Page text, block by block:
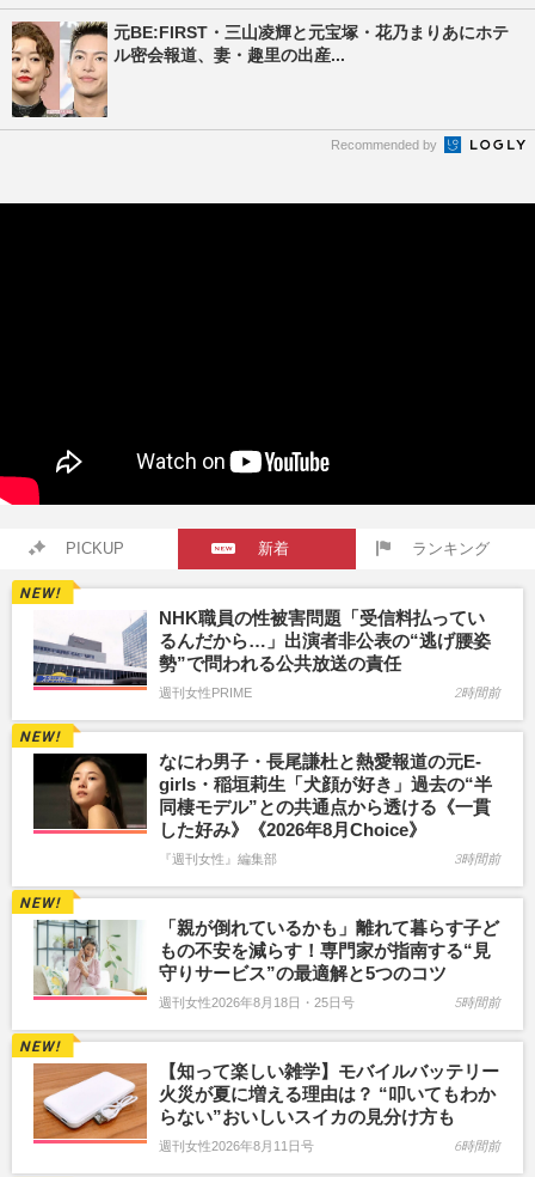
元BE:FIRST・三山凌輝と元宝塚・花乃まりあにホテ
ル密会報道、妻・趣里の出産...
Recommended by
PICKUP 新着 ランキング
NHK職員の性被害問題「受信料払ってい
るんだから…」出演者非公表の“逃げ腰姿
勢”で問われる公共放送の責任
週刊女性PRIME 2時間前
なにわ男子・長尾謙杜と熱愛報道の元E-
girls・稲垣莉生「犬顔が好き」過去の“半
同棲モデル”との共通点から透ける《一貫
した好み》《2026年8月Choice》
『週刊女性』編集部 3時間前
「親が倒れているかも」離れて暮らす子ど
もの不安を減らす！専門家が指南する“見
守りサービス”の最適解と5つのコツ
週刊女性2026年8月18日・25日号 5時間前
【知って楽しい雑学】モバイルバッテリー
火災が夏に増える理由は？ “叩いてもわか
らない”おいしいスイカの見分け方も
週刊女性2026年8月11日号 6時間前